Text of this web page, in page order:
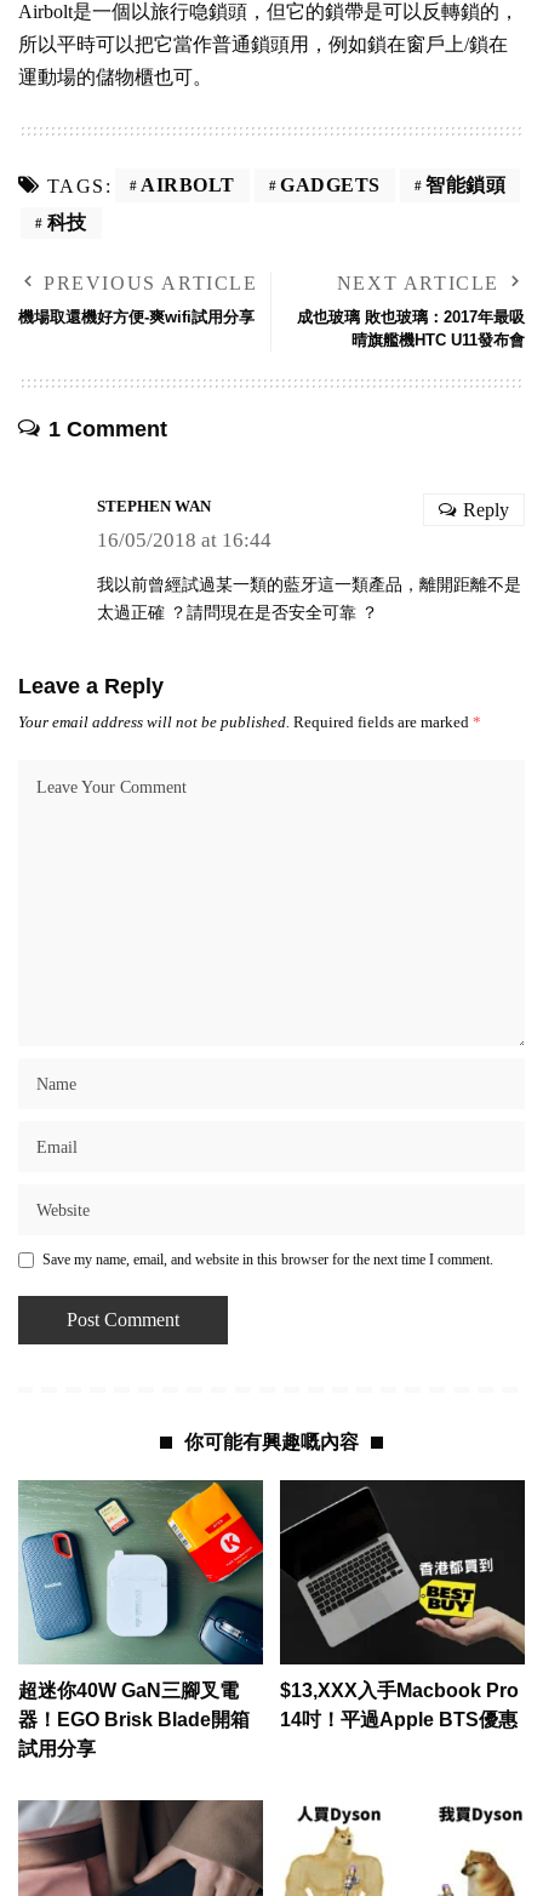
Airbolt是一個以旅行喼鎖頭，但它的鎖帶是可以反轉鎖的，
所以平時可以把它當作普通鎖頭用，例如鎖在窗戶上/鎖在
運動場的儲物櫃也可。
TAGS: AIRBOLT GADGETS
智能鎖頭
科技
PREVIOUS ARTICLE
機場取還機好方便-爽wifi試用分享
NEXT ARTICLE
成也玻璃 敗也玻璃：2017年最吸
晴旗艦機HTC U11發布會
1 Comment
STEPHEN WAN
16/05/2018 at 16:44
我以前曾經試過某一類的藍牙這一類產品，離開距離不是
太過正確 ？請問現在是否安全可靠 ？
Reply
Leave a Reply
Your email address will not be published. Required fields are marked *
Save my name, email, and website in this browser for the next time I comment.
你可能有興趣嘅內容
超迷你40W GaN三腳叉電
器！EGO Brisk Blade開箱
試用分享
$13,XXX入手Macbook Pro
14吋！平過Apple BTS優惠